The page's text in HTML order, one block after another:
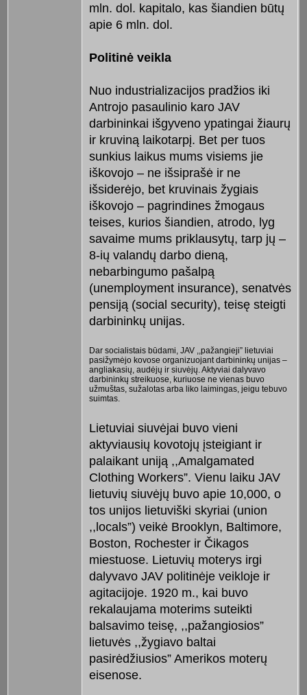
mln. dol. kapitalo, kas šiandien būtų
apie 6 mln. dol.
Politinė veikla
Nuo industrializacijos pradžios iki
Antrojo pasaulinio karo JAV
darbininkai išgyveno ypatingai žiaurų
ir kruviną laikotarpį. Bet per tuos
sunkius laikus mums visiems jie
iškovojo – ne išsiprašė ir ne
išsiderėjo, bet kruvinais žygiais
iškovojo – pagrindines žmogaus
teises, kurios šiandien, atrodo, lyg
savaime mums priklausytų, tarp jų –
8-ių valandų darbo dieną,
nebarbingumo pašalpą
(unemployment insurance), senatvės
pensiją (social security), teisę steigti
darbininkų unijas.
Dar socialistais būdami, JAV ,,pažangieji” lietuviai
pasižymėjo kovose organizuojant darbininkų unijas –
angliakasių, audėjų ir siuvėjų. Aktyviai dalyvavo
darbininkų streikuose, kuriuose ne vienas buvo
užmuštas, sužalotas arba liko laimingas, jeigu tebuvo
suimtas.
Lietuviai siuvėjai buvo vieni
aktyviausių kovotojų įsteigiant ir
palaikant uniją ,,Amalgamated
Clothing Workers”. Vienu laiku JAV
lietuvių siuvėjų buvo apie 10,000, o
tos unijos lietuviški skyriai (union
,,locals”) veikė Brooklyn, Baltimore,
Boston, Rochester ir Čikagos
miestuose. Lietuvių moterys irgi
dalyvavo JAV politinėje veikloje ir
agitacijoje. 1920 m., kai buvo
rekalaujama moterims suteikti
balsavimo teisę, ,,pažangiosios”
lietuvės ,,žygiavo baltai
pasirėdžiusios” Amerikos moterų
eisenose.